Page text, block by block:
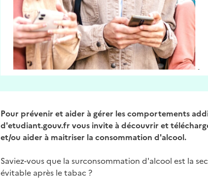
Pour prévenir et aider à gérer les comportements
d'etudiant.gouv.fr vous invite à découvrir et
et/ou aider à maitriser la consommation d'alcool.
Saviez-vous que la surconsommation d'alcool est la
évitable après le tabac ?